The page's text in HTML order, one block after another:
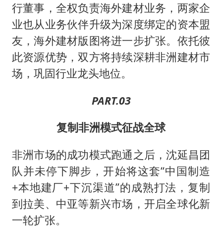
行董事，全权负责海外建材业务，两家企
业也从业务伙伴升级为深度绑定的资本盟
友，海外建材版图将进一步扩张。依托彼
此资源优势，双方将持续深耕非洲建材市
场，巩固行业龙头地位。
PART.03
复制非洲模式征战全球
非洲市场的成功模式跑通之后，沈延昌团
队并未停下脚步，开始将这套“中国制造
+本地建厂+下沉渠道”的成熟打法，复制
到拉美、中亚等新兴市场，开启全球化新
一轮扩张。